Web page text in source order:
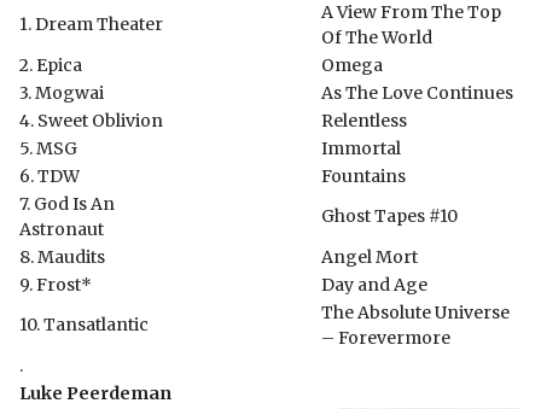
1. Dream Theater
A View From The Top
Of The World
2. Epica
Omega
3. Mogwai
As The Love Continues
4. Sweet Oblivion
Relentless
5. MSG
Immortal
6. TDW
Fountains
7. God Is An
Astronaut
Ghost Tapes #10
8. Maudits
Angel Mort
9. Frost*
Day and Age
10. Tansatlantic
The Absolute Universe
– Forevermore
.
Luke Peerdeman